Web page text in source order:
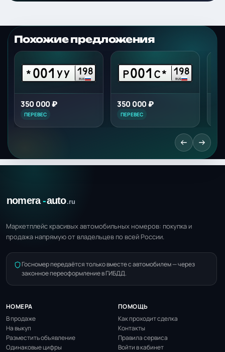
Похожие предложения
*001 УУ 198
RUS
350 000 ₽
ПЕРЕВЕС
Р001 С* 198
RUS
350 000 ₽
ПЕРЕВЕС
Маркетплейс красивых автомобильных номеров: покупка и
продажа напрямую от владельцев по всей России.
Госномер передаётся только вместе с автомобилем — через
законное переоформление в ГИБДД.
НОМЕРА
В продаже
На выкуп
Разместить объявление
Одинаковые цифры
ПОМОЩЬ
Как проходит сделка
Контакты
Правила сервиса
Войти в кабинет